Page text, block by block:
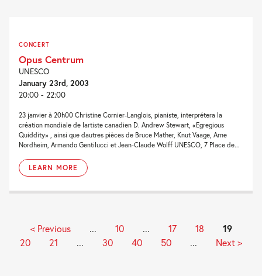
CONCERT
Opus Centrum
UNESCO
January 23rd, 2003
20:00 - 22:00
23 janvier à 20h00 Christine Cornier-Langlois, pianiste, interprétera la
création mondiale de lartiste canadien D. Andrew Stewart, «Egregious
Quiddity» , ainsi que dautres pièces de Bruce Mather, Knut Vaage, Arne
Nordheim, Armando Gentilucci et Jean-Claude Wolff UNESCO, 7 Place de...
LEARN MORE
< Previous ... 10 ... 17 18
19
20
21 ... 30 40 50 ... Next >